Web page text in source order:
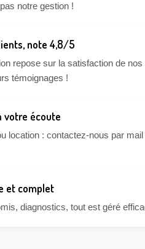
notre gestion !
note 4,8/5
repose sur la satisfaction de
témoignages !
votre écoute
location : contactez-nous par
et complet
diagnostics, tout est géré